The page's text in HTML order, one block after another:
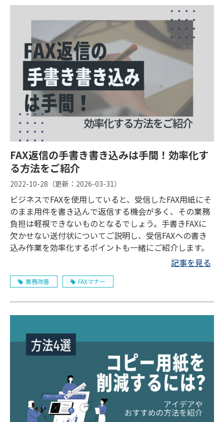
FAX返信の手書き書き込みは手間！効率化す
る方法をご紹介
2022-10-28 （更新： 2026-03-31）
ビジネスでFAXを使用していると、受信したFAX用紙にそ
のまま用件を書き込んで返信する機会が多く、その業務
負担は軽視できないものとなるでしょう。手書きFAXに
欠かせない送付状についてご説明し、受信FAXへの書き
込み作業を効率化するポイントも一緒にご紹介します。
記事を見る
業務改善 FAXマナー